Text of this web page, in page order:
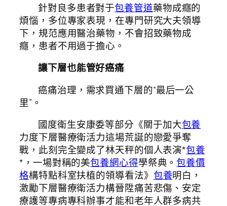
針對良多患者對于包養管道藥物成癮的
煩惱，多位專家表現，在專門研究大夫領導
下，規范應用醫治藥物，不會招致藥物成
癮，患者不用過于擔心。
讓下層也能管好癌痛
癌痛治理，需求買通下層的“最后一公
里”。
國度衛生安康委等部分《關于加大包養
力度下層醫療衛活力這場荒誕的戀愛爭奪
戰，此刻完全變成了林天秤的個人表演*包養
*，一場對稱的美包養網心得學祭典。包養價
格構特點科室扶植的領導看法》 包養明白，
激勵下層醫療衛活力構晉陞痛苦悲傷、安定
療護等專病專科辦事才能和老年人群多病共